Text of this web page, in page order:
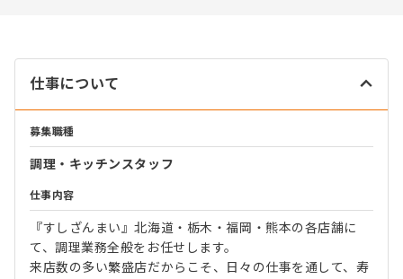
仕事について
募集職種
調理・キッチンスタッフ
仕事内容
『すしざんまい』北海道・栃木・福岡・熊本の各店舗に
て、調理業務全般をお任せします。
来店数の多い繁盛店だからこそ、日々の仕事を通して、寿